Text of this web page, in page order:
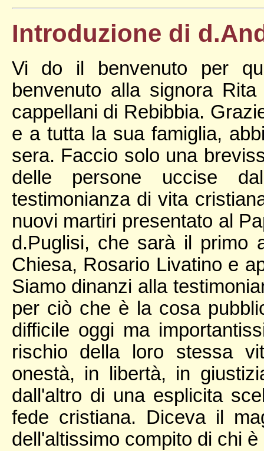
Introduzione di
Vi do il benvenuto per
benvenuto alla signora
cappellani di Rebibbia.
e a tutta la sua famiglia,
sera. Faccio solo una
delle persone uccise
testimonianza di vita
nuovi martiri presentato al
d.Puglisi, che sarà il primo
Chiesa, Rosario Livatino e
Siamo dinanzi alla
per ciò che è la cosa
difficile oggi ma
rischio della loro stessa
onestà, in libertà, in
dall'altro di una esplicita
fede cristiana. Diceva il
dell'altissimo compito di chi